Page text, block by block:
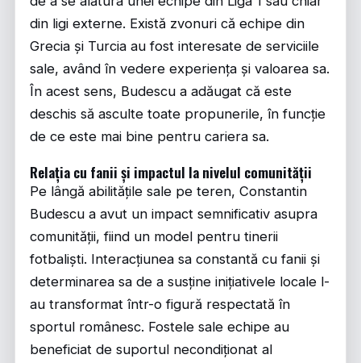
din ligi externe. Există zvonuri că echipe din
Grecia și Turcia au fost interesate de serviciile
sale, având în vedere experiența și valoarea sa.
În acest sens, Budescu a adăugat că este
deschis să asculte toate propunerile, în funcție
de ce este mai bine pentru cariera sa.
Relația cu fanii și impactul la nivelul comunității
Pe lângă abilitățile sale pe teren, Constantin
Budescu a avut un impact semnificativ asupra
comunității, fiind un model pentru tinerii
fotbaliști. Interacțiunea sa constantă cu fanii și
determinarea sa de a susține inițiativele locale l-
au transformat într-o figură respectată în
sportul românesc. Fostele sale echipe au
beneficiat de suportul necondiționat al